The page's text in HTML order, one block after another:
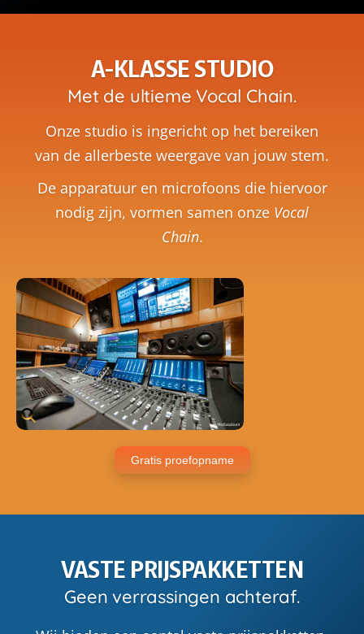
A-KLASSE STUDIO
Met de ultieme Vocal Chain.
Onze studio is ingericht op het bereiken
van de allerbeste weergave van jouw stem.
De apparatuur en microfoons die hiervoor
nodig zijn, vormen samen onze Vocal
Chain.
Gratis proefopname
VASTE PRIJSPAKKETTEN
Geen verrassingen achteraf.